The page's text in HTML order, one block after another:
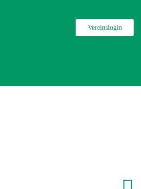
Vereinslogin